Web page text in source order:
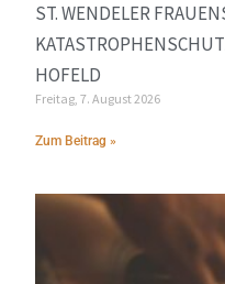
ST. WENDELER
HOFELD
Freitag, 7. August 2026
Zum Beitrag »